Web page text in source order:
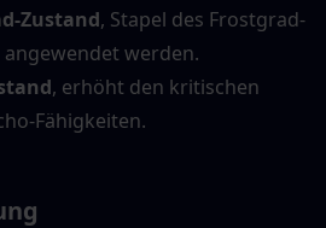
Zustand, Stapel des Frostgrad-
werden.
, erhöht den kritischen
Fähigkeiten.